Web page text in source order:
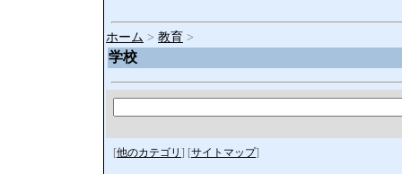
ホーム > 教育 >
学校
[他のカテゴリ ] [サイトマップ]